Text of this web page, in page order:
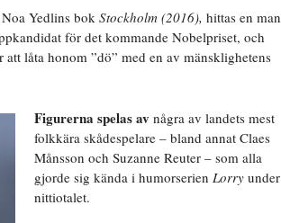
Yedlins bok Stockholm (2016), hittas en man
för det kommande Nobelpriset, och
låta honom ”dö” med en av mänsklighetens
Figurerna spelas av några av landets mest
folkkära skådespelare – bland annat Claes
Månsson och Suzanne Reuter – som alla
gjorde sig kända i humorserien Lorry under
nittiotalet.